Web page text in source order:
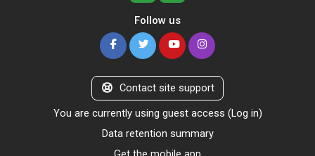
Follow us
Contact site support
You are currently using guest access (Log in)
Data retention summary